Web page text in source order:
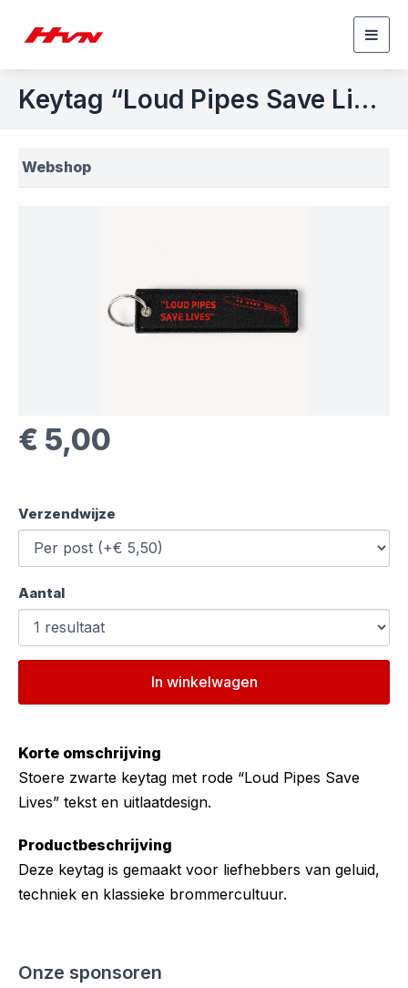
Keytag “Loud Pipes Save Lives”
Webshop
€ 5,00
Verzendwijze
Aantal
In winkelwagen
Korte omschrijving
Stoere zwarte keytag met rode “Loud Pipes Save
Lives” tekst en uitlaatdesign.
Productbeschrijving
Deze keytag is gemaakt voor liefhebbers van geluid,
techniek en klassieke brommercultuur.
Onze sponsoren